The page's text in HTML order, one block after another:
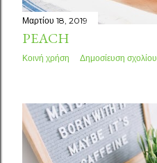
Μαρτίου 18, 2019
PEACH
Κοινή χρήση Δημοσίευση σχολίου